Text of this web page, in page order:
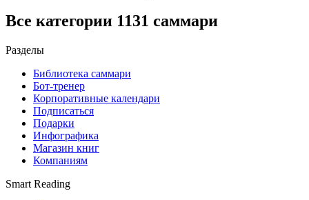
Все категории 1131 саммари
Разделы
Библиотека саммари
Бот-тренер
Корпоративные календари
Подписаться
Подарки
Инфографика
Магазин книг
Компаниям
Smart Reading